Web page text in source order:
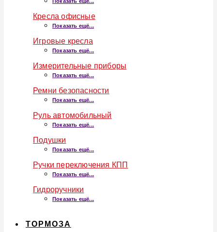
Кресла офисные
Показать ещё...
Игровые кресла
Показать ещё...
Измерительные приборы
Показать ещё...
Ремни безопасности
Показать ещё...
Руль автомобильный
Показать ещё...
Подушки
Показать ещё...
Ручки переключения КПП
Показать ещё...
Гидроручники
Показать ещё...
ТОРМОЗА